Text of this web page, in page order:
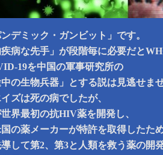
デミック・ガンビット」です。
疾病な先手」が段階毎に必要だと
19を中国の軍事研究所の
中の生物兵器」とする説は見逃せま
ズは死の病でしたが、
界最初の抗HIV薬を開発し、
の薬メーカーが特許を取得したた
して第2、第3と人類を救う薬の開